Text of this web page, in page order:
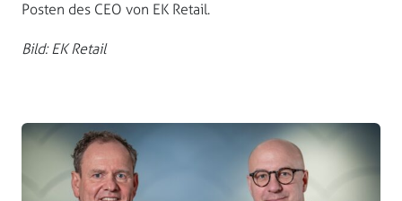
Posten des CEO von EK Retail.
Bild: EK Retail